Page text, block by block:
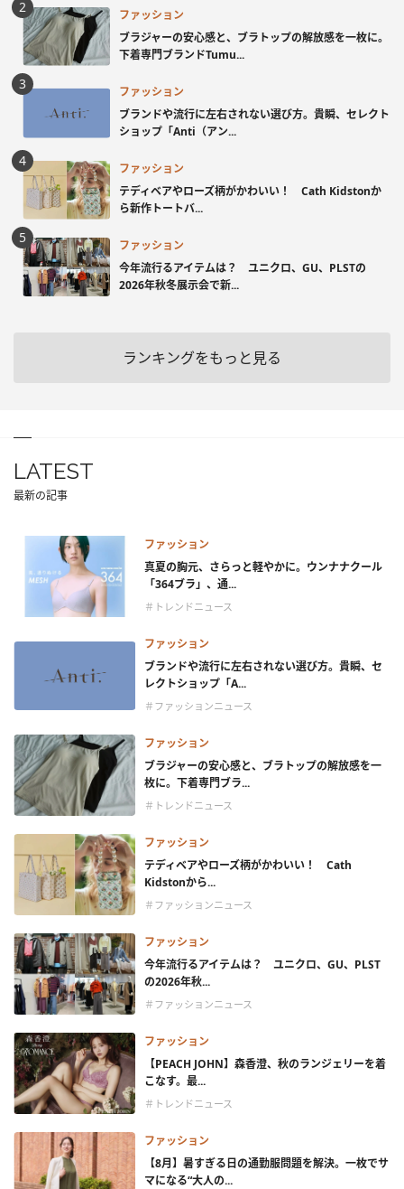
ファッション
ブラジャーの安心感と、ブラトップの解放感を一枚に。
下着専門ブランドTumu...
ファッション
ブランドや流行に左右されない選び方。貴瞬、セレクト
ショップ「Anti（アン...
ファッション
テディベアやローズ柄がかわいい！ Cath Kidstonか
ら新作トートバ...
ファッション
今年流行るアイテムは？ ユニクロ、GU、PLSTの
2026年秋冬展示会で新...
ランキングをもっと見る
LATEST
最新の記事
ファッション
真夏の胸元、さらっと軽やかに。ウンナナクール
「364ブラ」、通...
＃トレンドニュース
ファッション
ブランドや流行に左右されない選び方。貴瞬、セ
レクトショップ「A...
＃ファッションニュース
ファッション
ブラジャーの安心感と、ブラトップの解放感を一
枚に。下着専門ブラ...
＃トレンドニュース
ファッション
テディベアやローズ柄がかわいい！ Cath
Kidstonから...
＃ファッションニュース
ファッション
今年流行るアイテムは？ ユニクロ、GU、PLST
の2026年秋...
＃ファッションニュース
ファッション
【PEACH JOHN】森香澄、秋のランジェリーを着
こなす。最...
＃トレンドニュース
ファッション
【8月】暑すぎる日の通勤服問題を解決。一枚でサ
マになる“大人の...